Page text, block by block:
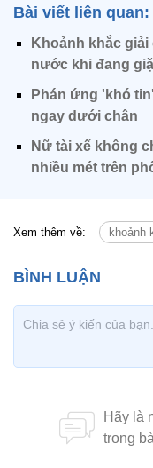
Bài viết liên quan:
Khoảnh khắc
nước khi đang
Phán ứng 'khó
ngay dưới chân
Nữ tài xế không
nhiều mét trên
Xem thêm về: khoảnh